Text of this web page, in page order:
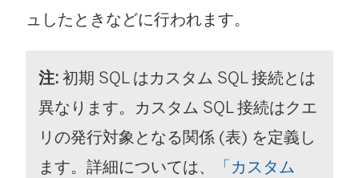
リ
ク
が
開
く
ュしたときなどに行われます。
注: 初期 SQL はカスタム SQL 接続とは
異なります。カスタム SQL 接続はクエ
リの発行対象となる関係 (表) を定義し
ます。詳細については、
「カスタム